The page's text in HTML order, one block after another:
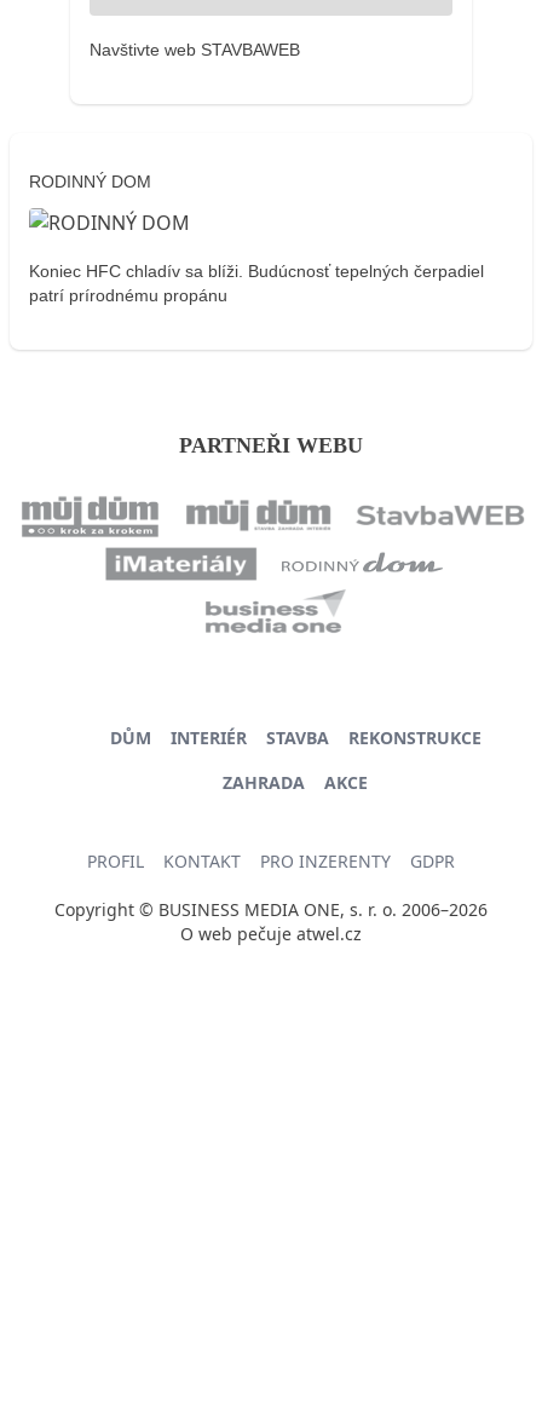
Navštivte web STAVBAWEB
RODINNÝ DOM
Koniec HFC chladív sa blíži. Budúcnosť tepelných čerpadiel
patrí prírodnému propánu
PARTNEŘI WEBU
DŮM INTERIÉR STAVBA
REKONSTRUKCE
ZAHRADA
AKCE
PROFIL KONTAKT PRO INZERENTY GDPR
Copyright © BUSINESS MEDIA ONE, s. r. o. 2006–2026